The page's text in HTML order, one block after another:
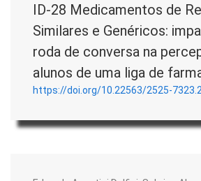
ID-28 Medicamentos de
Similares e Genéricos:
roda de conversa na
alunos de uma liga de
https://doi.org/10.22563/2525-